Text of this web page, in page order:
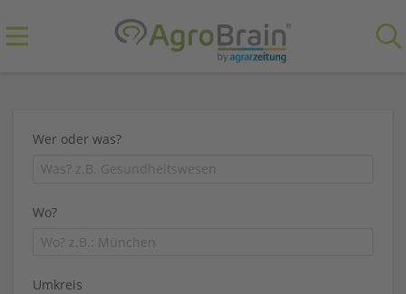
Wer oder was?
Wo?
Umkreis